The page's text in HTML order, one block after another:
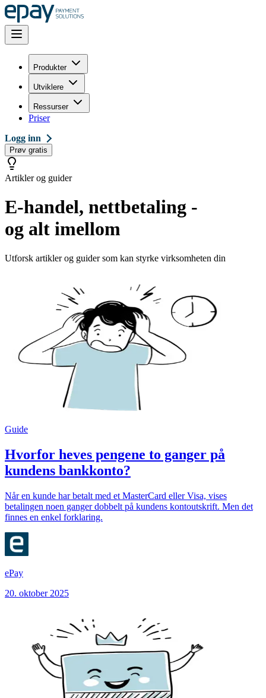
Produkter
Utviklere
Ressurser
Priser
Logg inn
Prøv gratis
Artikler og guider
E-handel, nettbetaling -
og alt imellom
Utforsk artikler og guider som kan styrke virksomheten din
Guide
Hvorfor heves pengene to ganger på
kundens bankkonto?
Når en kunde har betalt med et MasterCard eller Visa, vises
betalingen noen ganger dobbelt på kundens kontoutskrift. Men det
finnes en enkel forklaring.
ePay
20. oktober 2025